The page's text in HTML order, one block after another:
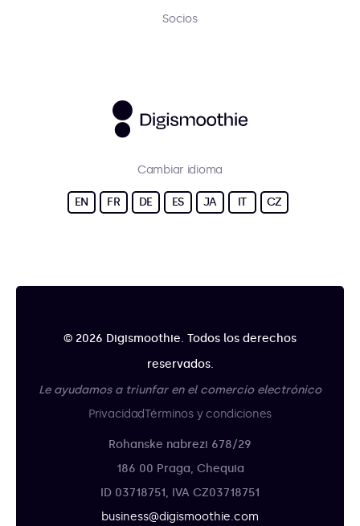
Socios
Cambiar idioma
EN FR DE ES JA IT CZ
© 2026 Digismoothie. Todos los derechos
reservados.
Le ayudamos a triunfar en el comercio electrónico
PrivacidadTérminos y condiciones
Rohanske nabrezi 678/29
186 00 Praga, Chequia
ID 03718751, IVA CZ03718751
business@digismoothie.com